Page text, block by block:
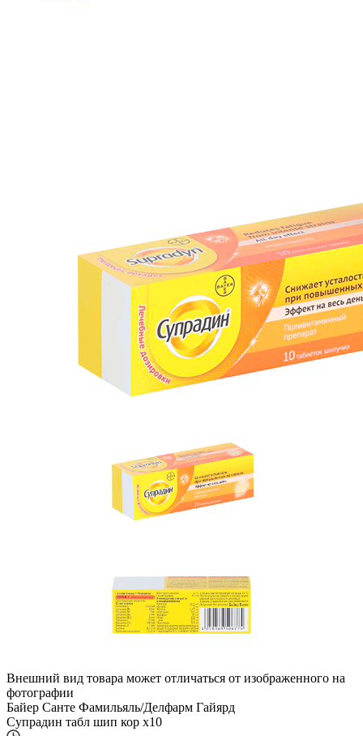
Внешний вид товара может отличаться от изображенного на
фотографии
Байер Санте Фамильяль/Делфарм Гайярд
Супрадин табл шип кор x10